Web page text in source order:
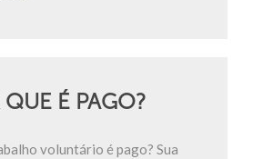
QUE É PAGO?
voluntário é pago? Sua